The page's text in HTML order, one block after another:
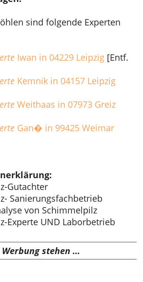
sind folgende Experten
Iwan in 04229 Leipzig [Entf.
Kemnik in 04157 Leipzig
Weithaas in 07973 Greiz
Gan� in 99425 Weimar
Gutachter
Sanierungsfachbetrieb
von Schimmelpilz
Experte UND Laborbetrieb
stehen ...